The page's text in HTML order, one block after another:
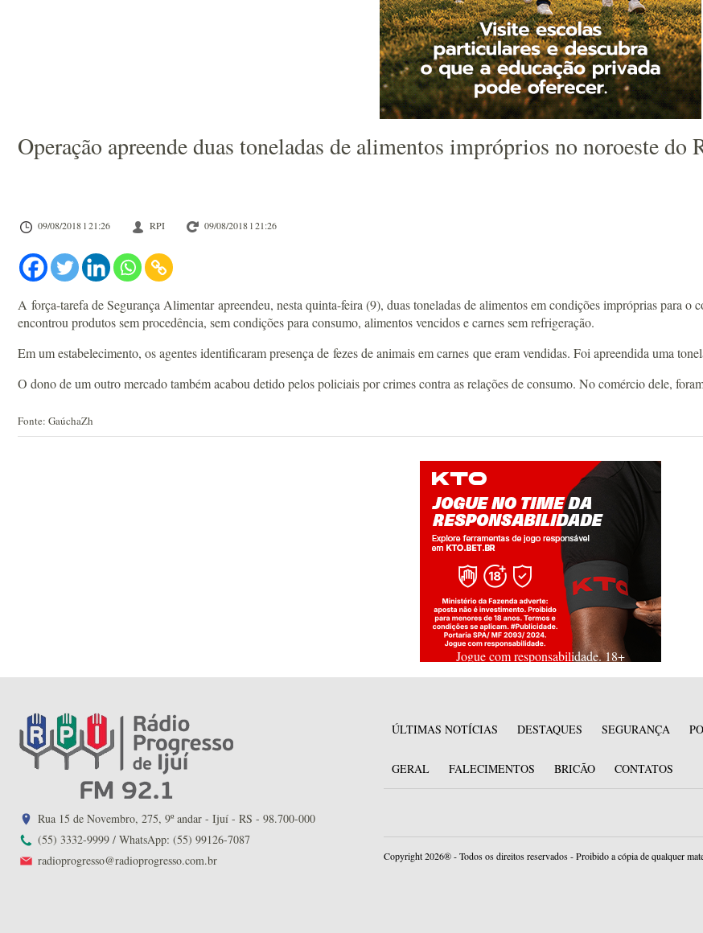
Operação apreende duas toneladas de alimentos impróprios no noroeste do
09/08/2018 l 21:26 RPI 09/08/2018 l 21:26
A força-tarefa de Segurança Alimentar apreendeu, nesta quinta-feira (9), duas toneladas de alimentos em condições impróprias para
encontrou produtos sem procedência, sem condições para consumo, alimentos vencidos e carnes sem refrigeração.
Em um estabelecimento, os agentes identificaram presença de fezes de animais em carnes que eram vendidas. Foi apreendida uma
O dono de um outro mercado também acabou detido pelos policiais por crimes contra as relações de consumo. No comércio dele,
Fonte: GaúchaZh
Jogue com responsabilidade. 18+
Rua 15 de Novembro, 275, 9º andar - Ijuí - RS - 98.700-000
(55) 3332-9999 / WhatsApp: (55) 99126-7087
radioprogresso@radioprogresso.com.br
ÚLTIMAS NOTÍCIAS DESTAQUES SEGURANÇA
GERAL FALECIMENTOS BRICÃO CONTATOS
Copyright 2026® - Todos os direitos reservados - Proibido a cópia de qualquer